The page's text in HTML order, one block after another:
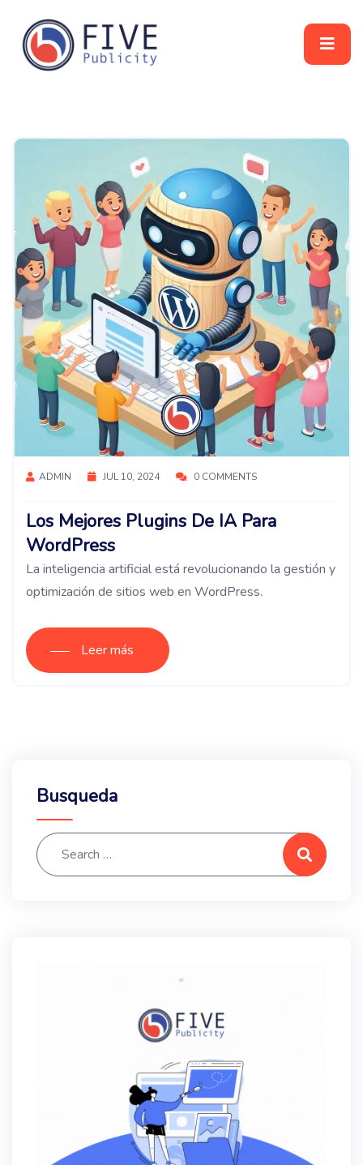
ADMIN JUL 10, 2024 0 COMMENTS
Los Mejores Plugins De IA Para
WordPress
La inteligencia artificial está revolucionando la gestión y
optimización de sitios web en WordPress.
Leer más
Busqueda
Search for:
Search